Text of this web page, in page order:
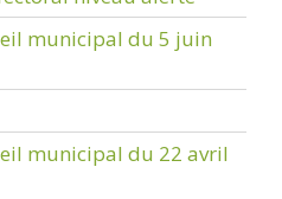
municipal du 5 juin
municipal du 22 avril